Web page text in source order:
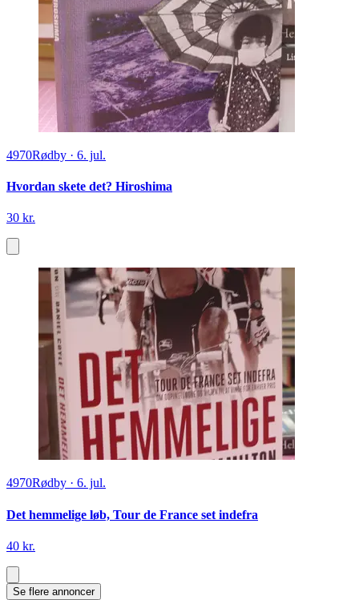
4970Rødby · 6. jul.
Hvordan skete det? Hiroshima
30 kr.
4970Rødby · 6. jul.
Det hemmelige løb, Tour de France set indefra
40 kr.
Se flere annoncer